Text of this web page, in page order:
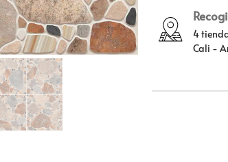
4
Cali -